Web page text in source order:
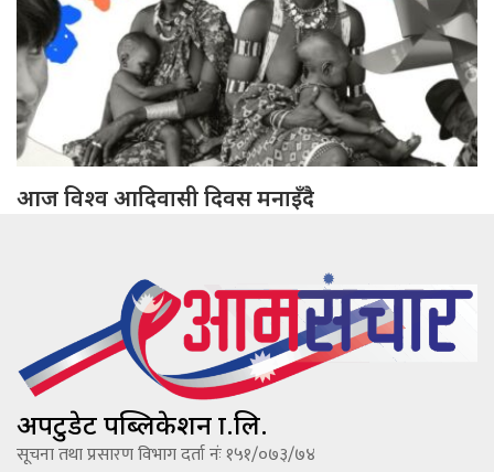
आज विश्व आदिवासी दिवस मनाइँदै
अपटुडेट पब्लिकेशन प्रा.लि.
सूचना तथा प्रसारण विभाग दर्ता नंः १५१/०७३/७४